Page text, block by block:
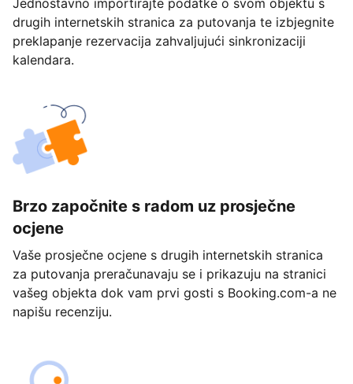
Jednostavno importirajte podatke o svom objektu s
drugih internetskih stranica za putovanja te izbjegnite
preklapanje rezervacija zahvaljujući sinkronizaciji
kalendara.
Brzo započnite s radom uz prosječne
ocjene
Vaše prosječne ocjene s drugih internetskih stranica
za putovanja preračunavaju se i prikazuju na stranici
vašeg objekta dok vam prvi gosti s Booking.com-a ne
napišu recenziju.